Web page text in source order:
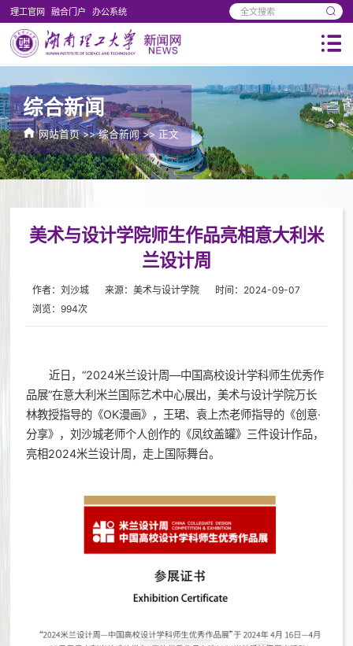
理工官网 融合门户 办公系统
综合新闻
网站首页>>综合新闻>> 正文
美术与设计学院师生作品亮相意大利米
兰设计周
作者：刘沙城 来源：美术与设计学院
时间：2024-09-07
浏览：994次
近日，“2024米兰设计周—中国高校设计学科师生优秀作
品展”在意大利米兰国际艺术中心展出，美术与设计学院万长
林教授指导的《OK漫画》，王珺、袁上杰老师指导的《创意·
分享》，刘沙城老师个人创作的《凤纹盖罐》三件设计作品，
亮相2024米兰设计周，走上国际舞台。